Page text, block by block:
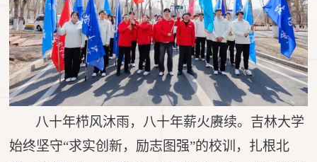
八十年栉风沐雨，八十年薪火赓续。吉林大学
始终坚守“求实创新，励志图强”的校训，扎根北